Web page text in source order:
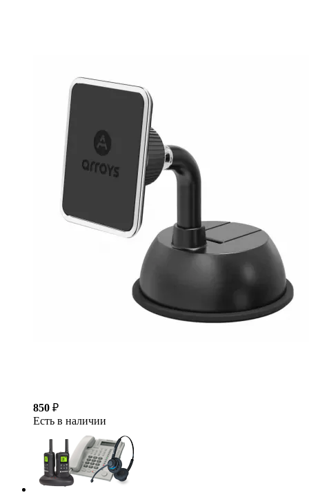
850 ₽
Есть в наличии